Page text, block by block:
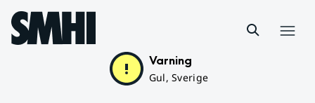
Hoppa till sidans innehåll
Varning
Gul, Sverige